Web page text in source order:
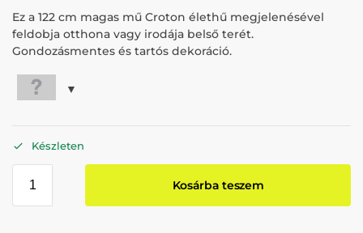
Ez a 122 cm magas mű Croton élethű megjelenésével
feldobja otthona vagy irodája belső terét.
Gondozásmentes és tartós dekoráció.
Készleten
Kosárba teszem